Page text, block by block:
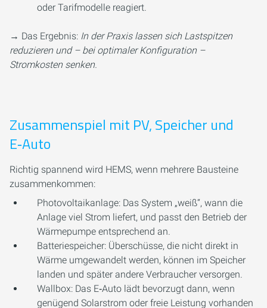
oder Tarifmodelle reagiert.
→ Das Ergebnis: In der Praxis lassen sich Lastspitzen
reduzieren und – bei optimaler Konfiguration –
Stromkosten senken.
Zusammenspiel mit PV, Speicher und
E‑Auto
Richtig spannend wird HEMS, wenn mehrere Bausteine
zusammenkommen:
Photovoltaikanlage: Das System „weiß“, wann die
Anlage viel Strom liefert, und passt den Betrieb der
Wärmepumpe entsprechend an.
Batteriespeicher: Überschüsse, die nicht direkt in
Wärme umgewandelt werden, können im Speicher
landen und später andere Verbraucher versorgen.
Wallbox: Das E‑Auto lädt bevorzugt dann, wenn
genügend Solarstrom oder freie Leistung vorhanden